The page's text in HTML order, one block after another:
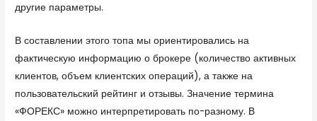
другие параметры.
В составлении этого топа мы ориентировались на
фактическую информацию о брокере (количество активных
клиентов, объем клиентских операций), а также на
пользовательский рейтинг и отзывы. Значение термина
«ФОРЕКС» можно интерпретировать по-разному. В